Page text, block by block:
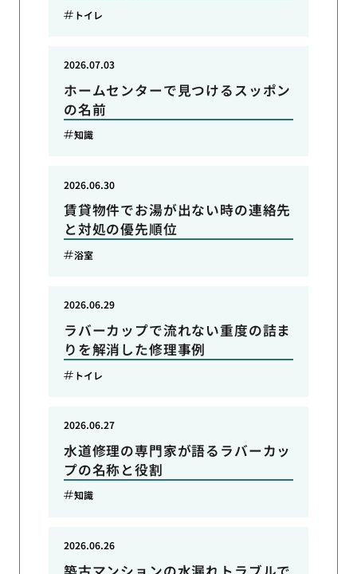
トイレ
ホームセンターで見つけるスッポン
の名前
2026.07.03
知識
賃貸物件でお湯が出ない時の連絡先
と対処の優先順位
2026.06.30
浴室
ラバーカップで流れない重度の詰ま
りを解消した修理事例
2026.06.29
トイレ
水道修理の専門家が語るラバーカッ
プの名称と役割
2026.06.27
知識
2026.06.26